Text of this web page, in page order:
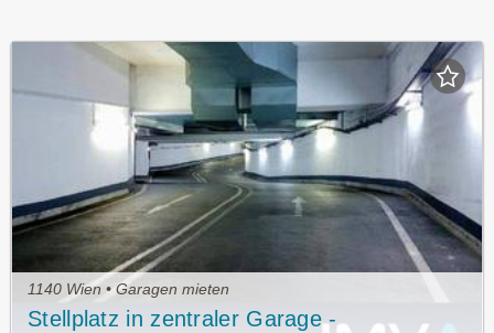
1140 Wien • Garagen mieten
Stellplatz in zentraler Garage -